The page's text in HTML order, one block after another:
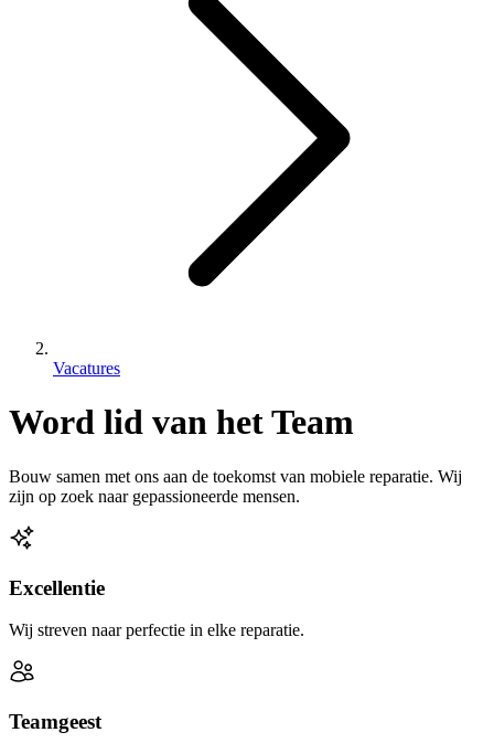
Vacatures
Word lid van het Team
Bouw samen met ons aan de toekomst van mobiele reparatie. Wij
zijn op zoek naar gepassioneerde mensen.
Excellentie
Wij streven naar perfectie in elke reparatie.
Teamgeest